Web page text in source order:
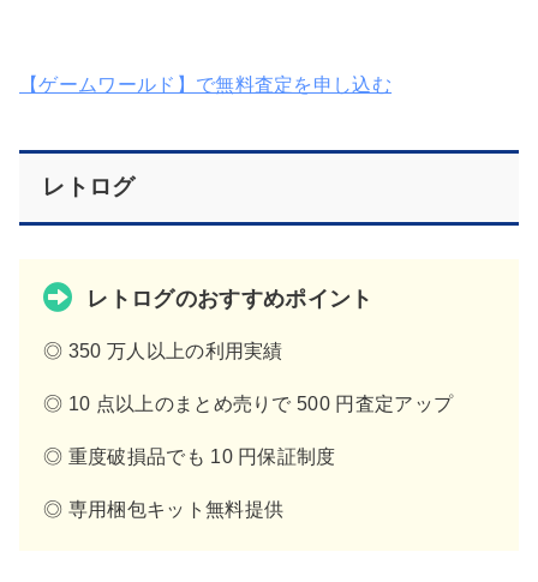
【ゲームワールド】で無料査定を申し込む
レトログ
レトログのおすすめポイント
◎ 350 万人以上の利用実績
◎ 10 点以上のまとめ売りで 500 円査定アップ
◎ 重度破損品でも 10 円保証制度
◎ 専用梱包キット無料提供